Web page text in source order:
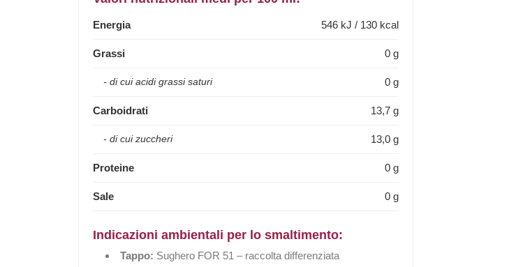
Energia 546 kJ / 130 kcal
Grassi 0 g
- di cui acidi grassi saturi 0 g
Carboidrati 13,7 g
- di cui zuccheri 13,0 g
Proteine 0 g
Sale 0 g
Indicazioni ambientali per lo smaltimento:
Tappo: Sughero FOR 51 – raccolta differenziata